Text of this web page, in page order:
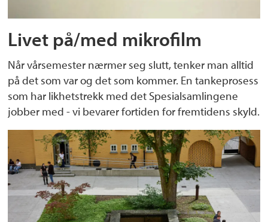
Livet på/med mikrofilm
Når vårsemester nærmer seg slutt, tenker man alltid
på det som var og det som kommer. En tankeprosess
som har likhetstrekk med det Spesialsamlingene
jobber med - vi bevarer fortiden for fremtidens skyld.